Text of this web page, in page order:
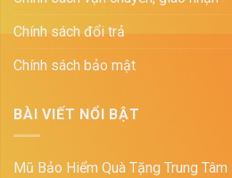
Chính sách đổi trả
Chính sách bảo mật
BÀI VIẾT NỔI BẬT
Mũ Bảo Hiểm Quà Tặng Trung